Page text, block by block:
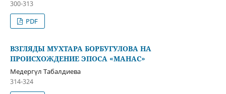
300-313
PDF
ВЗГЛЯДЫ МУХТАРА БОРБУГУЛОВА НА
ПРОИСХОЖДЕНИЕ ЭПОСА «МАНАС»
Медергүл Табалдиева
314-324